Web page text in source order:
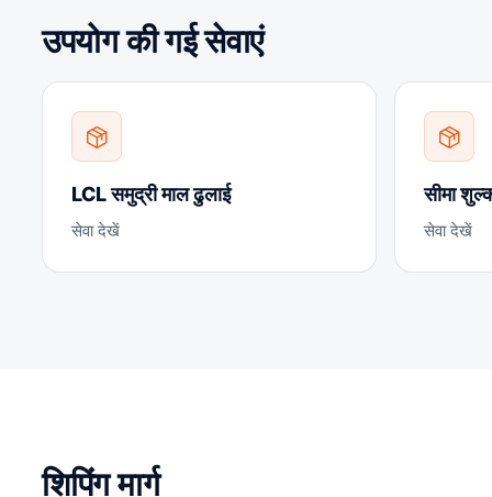
उपयोग की गई सेवाएं
LCL समुद्री माल ढुलाई
सेवा देखें
सीमा
सेवा देखें
शिपिंग मार्ग